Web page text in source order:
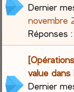
Dernier
novembre
Réponses
value
Dernier